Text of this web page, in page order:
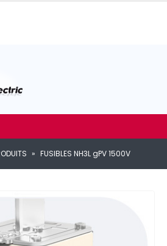
» FUSIBLES NH3L gPV 1500V